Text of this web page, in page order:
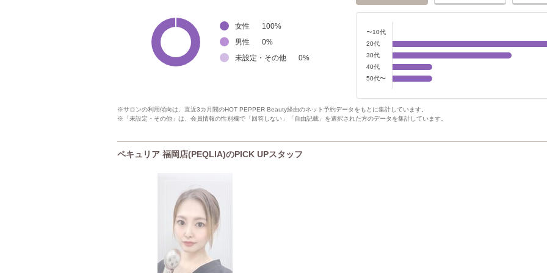
女性 100%
男性
0%
未設定・その他
0%
〜10代
20代
30代
40代
50代〜
※サロンの利用傾向は、直近3カ月間のHOT PEPPER Beauty経由のネット予約データをもとに集計しています。
※「未設定・その他」は、会員情報の性別欄で「回答しない」「自由記載」を選択された方のデータを集計しています。
ペキュリア 福岡店(PEQLIA)のPICK UPスタッフ